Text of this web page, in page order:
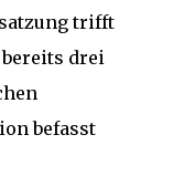
trifft
drei
befasst